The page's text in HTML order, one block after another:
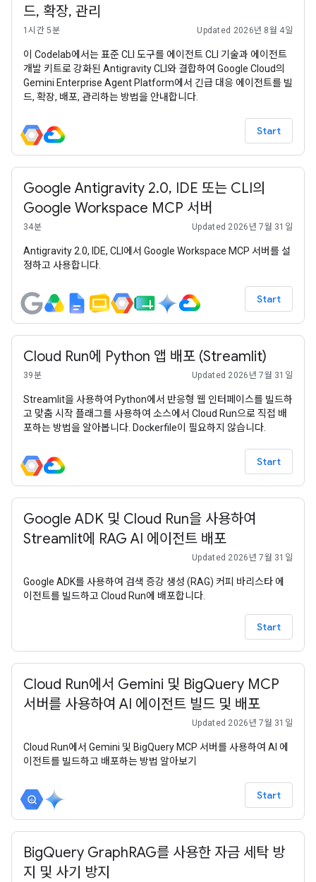
드, 확장, 관리
1시간 5분 Updated 2026년 8월 4일
이 Codelab에서는 표준 CLI 도구를 에이전트 CLI 기술과 에이전트
개발 키트로 강화된 Antigravity CLI와 결합하여 Google Cloud의
Gemini Enterprise Agent Platform에서 긴급 대응 에이전트를 빌
드, 확장, 배포, 관리하는 방법을 안내합니다.
Start
Google Antigravity 2.0, IDE 또는 CLI의
Google Workspace MCP 서버
34분 Updated 2026년 7월 31일
Antigravity 2.0, IDE, CLI에서 Google Workspace MCP 서버를 설
정하고 사용합니다.
Start
Cloud Run에 Python 앱 배포 (Streamlit)
39분 Updated 2026년 7월 31일
Streamlit을 사용하여 Python에서 반응형 웹 인터페이스를 빌드하
고 맞춤 시작 플래그를 사용하여 소스에서 Cloud Run으로 직접 배
포하는 방법을 알아봅니다. Dockerfile이 필요하지 않습니다.
Start
Google ADK 및 Cloud Run을 사용하여
Streamlit에 RAG AI 에이전트 배포
Updated 2026년 7월 31일
Google ADK를 사용하여 검색 증강 생성 (RAG) 커피 바리스타 에
이전트를 빌드하고 Cloud Run에 배포합니다.
Start
Cloud Run에서 Gemini 및 BigQuery MCP
서버를 사용하여 AI 에이전트 빌드 및 배포
Updated 2026년 7월 31일
Cloud Run에서 Gemini 및 BigQuery MCP 서버를 사용하여 AI 에
이전트를 빌드하고 배포하는 방법 알아보기
Start
BigQuery GraphRAG를 사용한 자금 세탁 방
지 및 사기 방지